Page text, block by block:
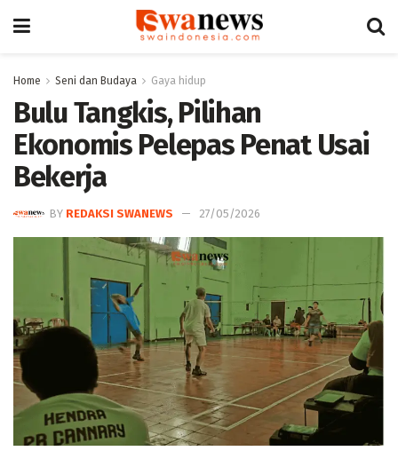
Home Seni dan Budaya Gaya hidup
Bulu Tangkis, Pilihan
Ekonomis Pelepas Penat Usai
Bekerja
BY REDAKSI SWANEWS 27/05/2026